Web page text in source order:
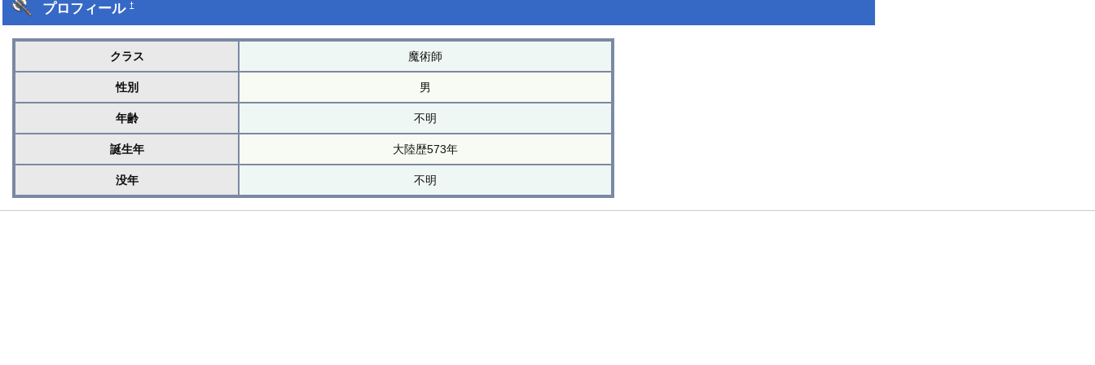
プロフィール†
クラス 魔術師
性別 男
年齢 不明
誕生年 大陸歴573年
没年 不明